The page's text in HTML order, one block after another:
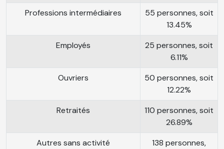
Professions intermédiaires
55 personnes, soit
13.45%
Employés
25 personnes, soit
6.11%
Ouvriers
50 personnes, soit
12.22%
Retraités
110 personnes, soit
26.89%
Autres sans activité
138 personnes,